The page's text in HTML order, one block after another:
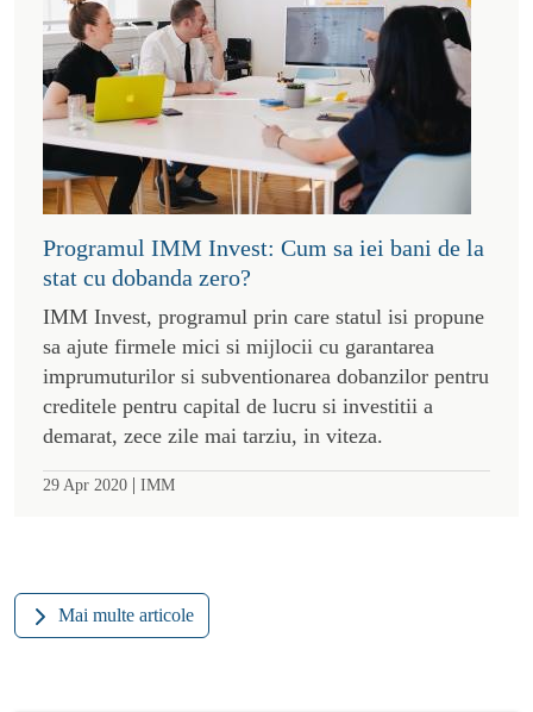
Programul IMM Invest: Cum sa iei bani de la
stat cu dobanda zero?
IMM Invest, programul prin care statul isi propune
sa ajute firmele mici si mijlocii cu garantarea
imprumuturilor si subventionarea dobanzilor pentru
creditele pentru capital de lucru si investitii a
demarat, zece zile mai tarziu, in viteza.
29 Apr 2020 | IMM
Mai multe articole